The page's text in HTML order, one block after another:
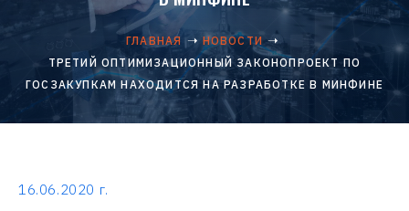
ГЛАВНАЯ
НОВОСТИ
ТРЕТИЙ ОПТИМИЗАЦИОННЫЙ ЗАКОНОПРОЕКТ ПО
ГОСЗАКУПКАМ НАХОДИТСЯ НА РАЗРАБОТКЕ В МИНФИНЕ
16.06.2020 г.